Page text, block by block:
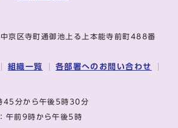
区寺町通御池上る上本能寺前町488番
組織一覧 各部署へのお問い合わせ
45分から午後5時30分
午前9時から午後5時